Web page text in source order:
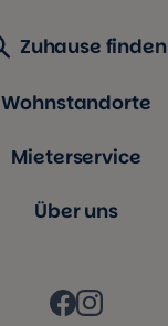
Zuhause finden
Wohnstandorte
Mieterservice
Über uns